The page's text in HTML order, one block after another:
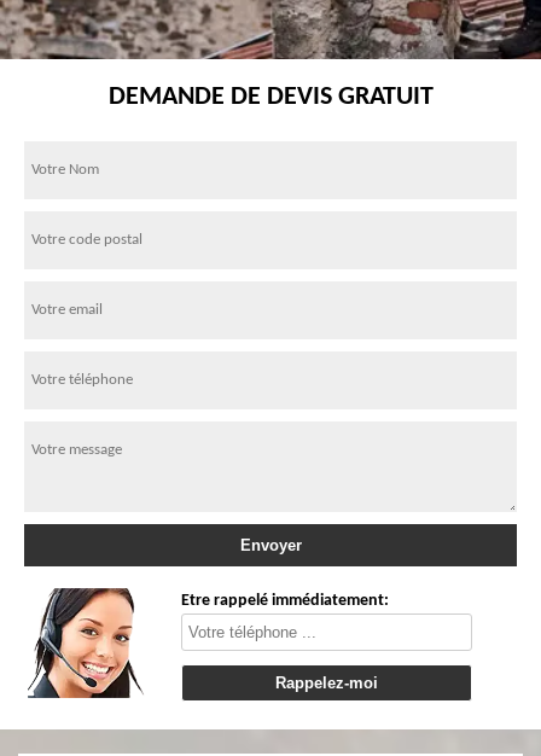
DEMANDE DE DEVIS GRATUIT
Etre rappelé immédiatement: